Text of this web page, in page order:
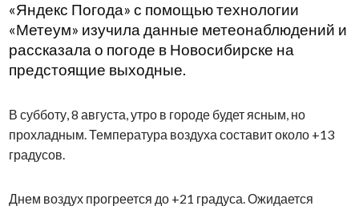
«Яндекс Погода» с помощью технологии
«Метеум» изучила данные метеонаблюдений и
рассказала о погоде в Новосибирске на
предстоящие выходные.
В субботу, 8 августа, утро в городе будет ясным, но
прохладным. Температура воздуха составит около +13
градусов.
Днем воздух прогреется до +21 градуса. Ожидается